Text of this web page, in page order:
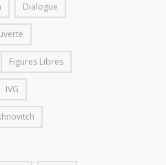
Dialogue
Figures Libres
IVG